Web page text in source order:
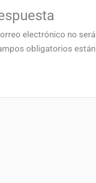
electrónico no será
obligatorios están